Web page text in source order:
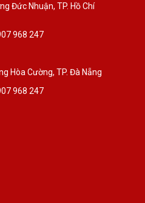
Đức Nhuận, TP. Hồ Chí
968 247
Hòa Cường, TP. Đà Nẵng
968 247